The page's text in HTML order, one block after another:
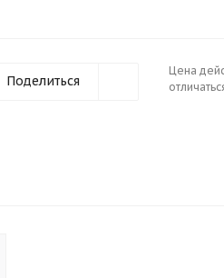
Поделиться
Цена